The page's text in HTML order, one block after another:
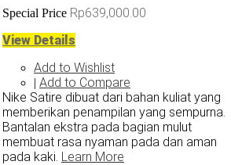
Special Price Rp639,000.00
View Details
Add to Wishlist
| Add to Compare
Nike Satire dibuat dari bahan kuliat yang
memberikan penampilan yang sempurna.
Bantalan ekstra pada bagian mulut
membuat rasa nyaman pada dan aman
pada kaki. Learn More